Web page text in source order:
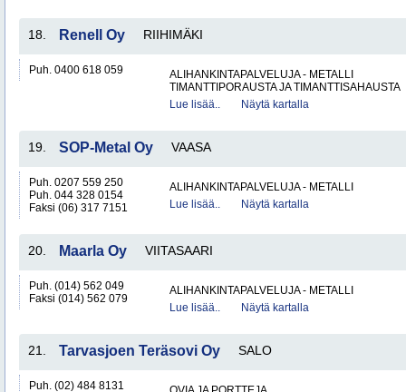
18. Renell Oy RIIHIMÄKI
Puh. 0400 618 059
ALIHANKINTAPALVELUJA - METALLI
TIMANTTIPORAUSTA JA TIMANTTISAHAUSTA
Lue lisää..
Näytä kartalla
19. SOP-Metal Oy VAASA
Puh. 0207 559 250
Puh. 044 328 0154
Faksi (06) 317 7151
ALIHANKINTAPALVELUJA - METALLI
Lue lisää..
Näytä kartalla
20. Maarla Oy VIITASAARI
Puh. (014) 562 049
Faksi (014) 562 079
ALIHANKINTAPALVELUJA - METALLI
Lue lisää..
Näytä kartalla
21. Tarvasjoen Teräsovi Oy SALO
Puh. (02) 484 8131